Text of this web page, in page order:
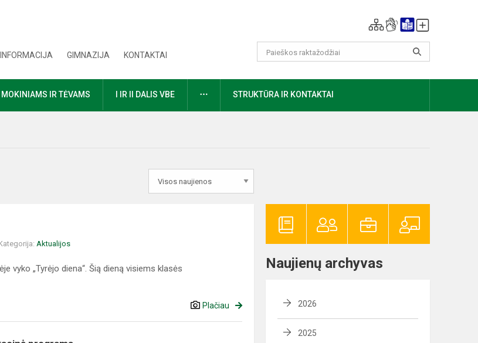
GIMNAZIJA KONTAKTAI
MOKINIAMS IR TĖVAMS I IR II DALIS VBE DAUGIAUSTRUKTŪRA IR KONTAKTAI
Aktualijos
vyko „Tyrėjo diena“. Šią dieną visiems klasės
Plačiau
Naujienų archyvas
2026
2025